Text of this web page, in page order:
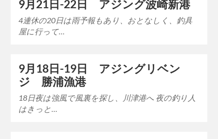
9月21日-22日 アジング波崎新港
4連休の20日は雨予報もあり、おとなしく、釣具
屋に行って…
9月18日-19日 アジングリベン
ジ 勝浦漁港
18日夜は強風で風裏を探し、川津港へ 夜の釣り人
はきっと…